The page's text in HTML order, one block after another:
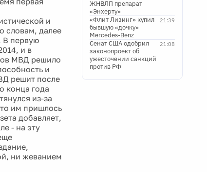
и
словам, далее
В первую
и в
МВД решило
и
решит после
конца года
из-за
им пришлось
добавляет,
- на эту
ни жеванием
ЖНВЛП препарат
«Энхерту»
21:39
«Флит Лизинг» купил
бывшую «дочку»
Mercedes-Benz
21:08
Сенат США одобрил
законопроект об
ужесточении санкций
против РФ